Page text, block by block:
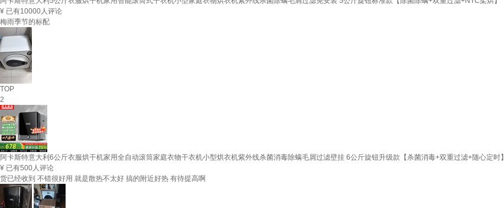
¥ 已有10000人评论
梅雨季节的标配
TOP
2
阿卡斯特意大利6公斤衣服烘干机家用全自动滚筒家庭衣物干衣机小型烘衣机紫外线杀菌消毒除螨毛屑过滤壁挂 6公斤旋钮升级款【杀菌消毒+双重过滤+随心定时】
¥ 已有500人评论
货已经收到 不错很好用 就是散热不太好 搞的附近好热 有待提高啊